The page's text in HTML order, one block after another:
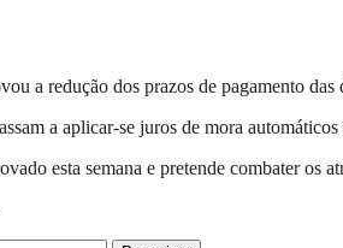
a redução dos prazos de pagamento
a aplicar-se juros de mora automáticos
esta semana e pretende combater os